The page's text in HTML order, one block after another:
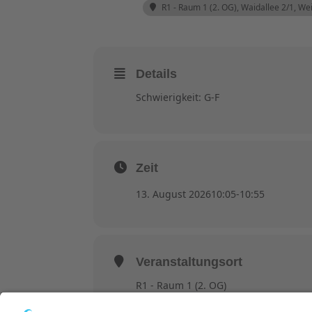
R1 - Raum 1 (2. OG), Waidallee 2/1,
Details
Schwierigkeit: G-F
Zeit
13. August 202610:05-10:55
Veranstaltungsort
R1 - Raum 1 (2. OG)